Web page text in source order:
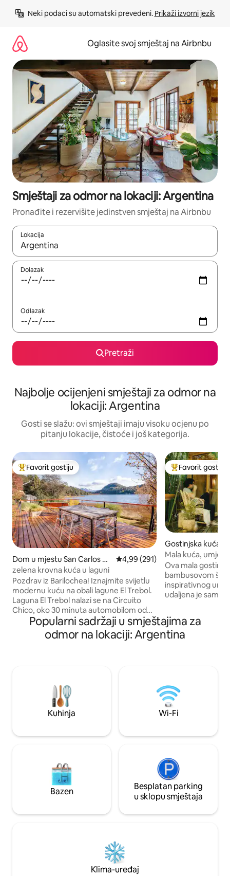
Neki podaci su automatski prevedeni. Prikaži izvorni jezik
Oglasite svoj smještaj na Airbnbu
Smještaji za odmor na lokaciji: Argentina
Pronađite i rezervišite jedinstven smještaj na Airbnbu
Lokacija
Kad rezultati budu dostupni, krećite se gore i dolje pomoću
Dolazak
Odlazak
Pretraži
Najbolje ocijenjeni smještaji za odmor na
lokaciji: Argentina
Gosti se slažu: ovi smještaji imaju visoku ocjenu po
pitanju lokacije, čistoće i još kategorija.
Glavni favorit gostiju
Favorit gostiju
Dom u mjestu San Carlos de
Bariloche
Prosječna ocjena: 4,99 od 5,
4,99 (291)
zelena krovna kuća u laguni
Pozdrav iz Barilochea! Iznajmite svijetlu
modernu kuću na obali lagune El Trebol.
Laguna El Trebol nalazi se na Circuito
Chico, oko 30 minuta automobilom od
centra Barilochea. Kada se pronađe na
„Circuito Chico”, udaljeni ste nekoliko
kilometara od mjesta nevjerovatne
km Ako nemate vlastiti prevoz, postoji
javni prevoz putnika 20 minuta hoda od
20 minuta hoda. Svaka privatna soba
engleski i portugalski (maternji jezik).
Javite mi ako imate dodatnih pitanja prije
nego što rezervišete!! Radujem se što ću
Glavni favorit
Favorit gostiju
Gostinjska kuća u
nning
Mala kuća,
min. od
Ova mala
bambusovom
inspirativnog
udaljena je samo
Savršeno za
noćenja, nudi
krevet, vrt i viseću
opuštajuće masaže. Besplatan
transfer za
Popularni sadržaji u smještajima za
odmor na lokaciji: Argentina
Kuhinja Wi-Fi
Bazen
Besplatan parking
u sklopu smještaja
Klima-uređaj